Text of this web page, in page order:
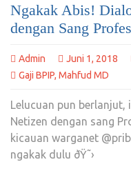
Ngakak Abis!
dengan Sang
Admin Juni 1, 2018
Gaji BPIP, Mahfud MD
Lelucuan pun
Netizen dengan sang
kicauan warganet
ngakak dulu ðŸ˜›